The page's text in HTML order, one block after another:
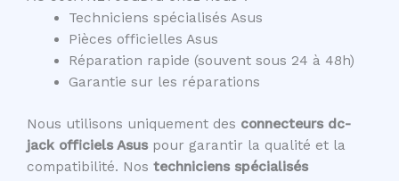
Techniciens spécialisés Asus
Pièces officielles Asus
Réparation rapide (souvent sous 24 à 48h)
Garantie sur les réparations
Nous utilisons uniquement des connecteurs dc-
jack officiels Asuspour garantir la qualité et la
compatibilité. Nos techniciens spécialisés